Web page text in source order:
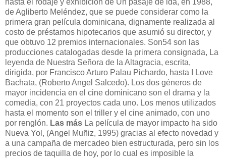
de Agliberto Meléndez, que se puede considerar como la
primera gran película dominicana, dignamente realizada al
costo de préstamos hipotecarios que asumió su director, y
que obtuvo 12 premios internacionales. Son54 son las
producciones catalogadas desde la primera consignada, La
leyenda de Nuestra Señora de la Altagracia, escrita,
dirigida, por Francisco Arturo Palau Pichardo, hasta I Love
Bachata, (Roberto Angel Salcedo). Los dos géneros de
mayor incidencia en el cine dominicano son el drama y la
comedia, con 21 proyectos cada uno. Los menos utilizados
hasta el momento son el triller y el cine animado, con uno
por renglón. Las más La película de mayor impacto ha sido
Nueva Yol, (Angel Muñiz, 1995) gracias al efecto novedad y
a una campaña de mercadeo bien estructurada, pero sin los
precios de taquilla de hoy, por lo cual es imposible la